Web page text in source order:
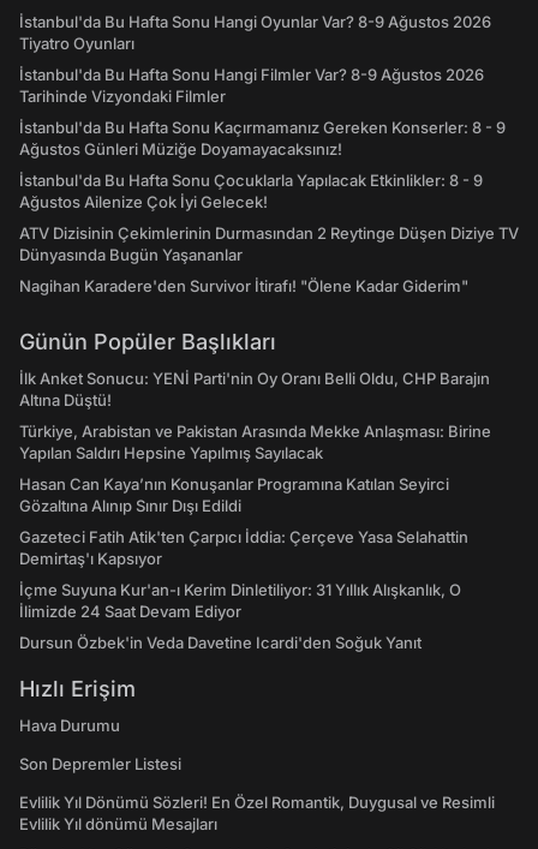
İstanbul'da Bu Hafta Sonu Hangi Oyunlar Var? 8-9 Ağustos 2026
Tiyatro Oyunları
İstanbul'da Bu Hafta Sonu Hangi Filmler Var? 8-9 Ağustos 2026
Tarihinde Vizyondaki Filmler
İstanbul'da Bu Hafta Sonu Kaçırmamanız Gereken Konserler: 8 - 9
Ağustos Günleri Müziğe Doyamayacaksınız!
İstanbul'da Bu Hafta Sonu Çocuklarla Yapılacak Etkinlikler: 8 - 9
Ağustos Ailenize Çok İyi Gelecek!
ATV Dizisinin Çekimlerinin Durmasından 2 Reytinge Düşen Diziye TV
Dünyasında Bugün Yaşananlar
Nagihan Karadere'den Survivor İtirafı! "Ölene Kadar Giderim"
Günün Popüler Başlıkları
İlk Anket Sonucu: YENİ Parti'nin Oy Oranı Belli Oldu, CHP Barajın
Altına Düştü!
Türkiye, Arabistan ve Pakistan Arasında Mekke Anlaşması: Birine
Yapılan Saldırı Hepsine Yapılmış Sayılacak
Hasan Can Kaya’nın Konuşanlar Programına Katılan Seyirci
Gözaltına Alınıp Sınır Dışı Edildi
Gazeteci Fatih Atik'ten Çarpıcı İddia: Çerçeve Yasa Selahattin
Demirtaş'ı Kapsıyor
İçme Suyuna Kur'an-ı Kerim Dinletiliyor: 31 Yıllık Alışkanlık, O
İlimizde 24 Saat Devam Ediyor
Dursun Özbek'in Veda Davetine Icardi'den Soğuk Yanıt
Hızlı Erişim
Hava Durumu
Son Depremler Listesi
Evlilik Yıl Dönümü Sözleri! En Özel Romantik, Duygusal ve Resimli
Evlilik Yıl dönümü Mesajları